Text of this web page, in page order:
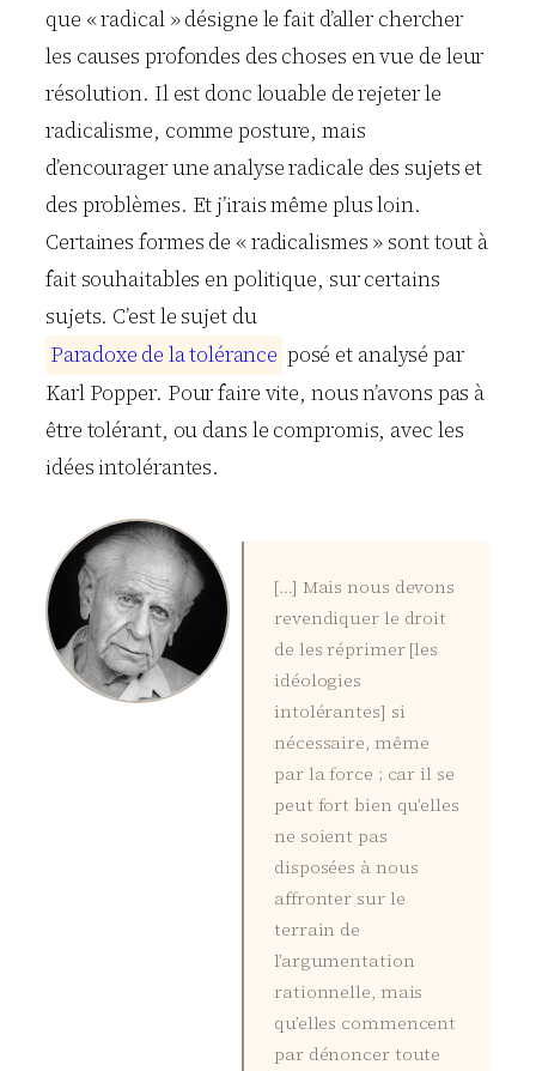
que « radical » désigne le fait d’aller chercher
les causes profondes des choses en vue de leur
résolution. Il est donc louable de rejeter le
radicalisme, comme posture, mais
d’encourager une analyse radicale des sujets et
des problèmes. Et j’irais même plus loin.
Certaines formes de « radicalismes » sont tout à
fait souhaitables en politique, sur certains
sujets. C’est le sujet du
Paradoxe de latolérance posé et analysé par
Karl Popper. Pour faire vite, nous n’avons pas à
être tolérant, ou dans le compromis, avec les
idées intolérantes.
[…] Mais nous devons
revendiquer le droit
de les réprimer [les
idéologies
intolérantes] si
nécessaire, même
par la force ; car il se
peut fort bien qu’elles
ne soient pas
disposées à nous
affronter sur le
terrain de
l’argumentation
rationnelle, mais
qu’elles commencent
par dénoncer toute